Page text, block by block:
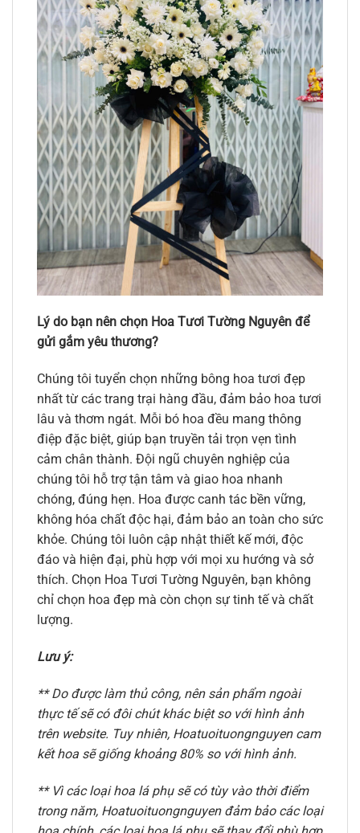
Lý do bạn nên chọn Hoa Tươi Tường Nguyên để
gửi gắm yêu thương?
Chúng tôi tuyển chọn những bông hoa tươi đẹp
nhất từ các trang trại hàng đầu, đảm bảo hoa tươi
lâu và thơm ngát. Mỗi bó hoa đều mang thông
điệp đặc biệt, giúp bạn truyền tải trọn vẹn tình
cảm chân thành. Đội ngũ chuyên nghiệp của
chúng tôi hỗ trợ tận tâm và giao hoa nhanh
chóng, đúng hẹn. Hoa được canh tác bền vững,
không hóa chất độc hại, đảm bảo an toàn cho sức
khỏe. Chúng tôi luôn cập nhật thiết kế mới, độc
đáo và hiện đại, phù hợp với mọi xu hướng và sở
thích. Chọn Hoa Tươi Tường Nguyên, bạn không
chỉ chọn hoa đẹp mà còn chọn sự tinh tế và chất
lượng.
Lưu ý:
** Do được làm thủ công, nên sản phẩm ngoài
thực tế sẽ có đôi chút khác biệt so với hình ảnh
trên website. Tuy nhiên, Hoatuoituongnguyen cam
kết hoa sẽ giống khoảng 80% so với hình ảnh.
** Vì các loại hoa lá phụ sẽ có tùy vào thời điểm
trong năm, Hoatuoituongnguyen đảm bảo các loại